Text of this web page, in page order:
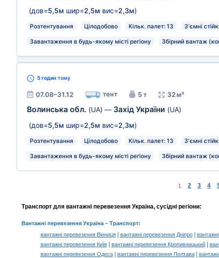
(дов=5,5м шир=2,5м вис=2,3м)
Розтентування Цілодобово Кільк. палет: 13 З'ємні
Завантаження в будь-якому місті регіону Збірний вантаж
5 годин тому
07.08–31.12 тент 5 т 32 м³
Волинська обл. (UA) — Захід України (UA)
(дов=5,5м шир=2,5м вис=2,3м)
Розтентування Цілодобово Кільк. палет: 13 З'ємні
Завантаження в будь-якому місті регіону Збірний вантаж
1 2 3 4
Транспорт для вантажні перевезення Україна, сусідні регіони:
Вантажні перевезення Україна– Транспорт:
вантажні перевезення Вінниця| вантажні перевезення Дніпро|
вантажні перевезення Київ| вантажні перевезення Кропивницький|
вантажні перевезення Одеса| вантажні перевезення Полтава|